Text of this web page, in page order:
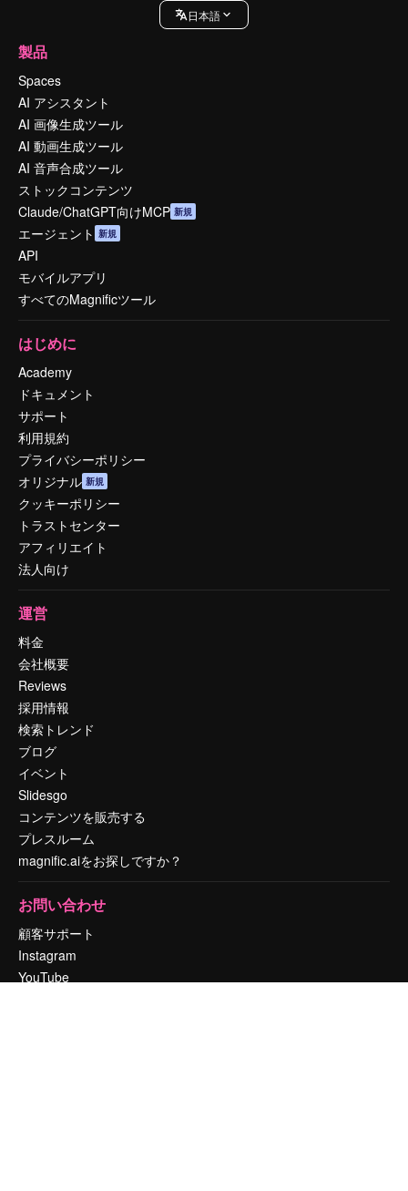
日本語
製品
Spaces
AI アシスタント
AI 画像生成ツール
AI 動画生成ツール
AI 音声合成ツール
ストックコンテンツ
Claude/ChatGPT向けMCP 新規
エージェント 新規
API
モバイルアプリ
すべてのMagnificツール
はじめに
Academy
ドキュメント
サポート
利用規約
プライバシーポリシー
オリジナル 新規
クッキーポリシー
トラストセンター
アフィリエイト
法人向け
運営
料金
会社概要
Reviews
採用情報
検索トレンド
ブログ
イベント
Slidesgo
コンテンツを販売する
プレスルーム
magnific.aiをお探しですか？
お問い合わせ
顧客サポート
Instagram
YouTube